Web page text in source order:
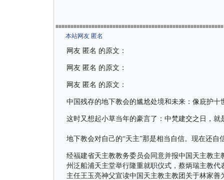
本站网友 匿名
网友 匿名 的原文：
网友 匿名 的原文：
网友 匿名 的原文：
中国残存的地下教会的尴尬处境和未来：像庇护十
这时又想起小草当年的豪言了：中梵建交之日，就
地下教会对自己的“天主”那是相当自信。现在还自
经福建省天主教教务委员会同意并报中国天主教
州泛船浦天主堂举行隆重就职仪式，蔡炳瑞主教
主任王玉亮神父宣读中国天主教主教团关于林家